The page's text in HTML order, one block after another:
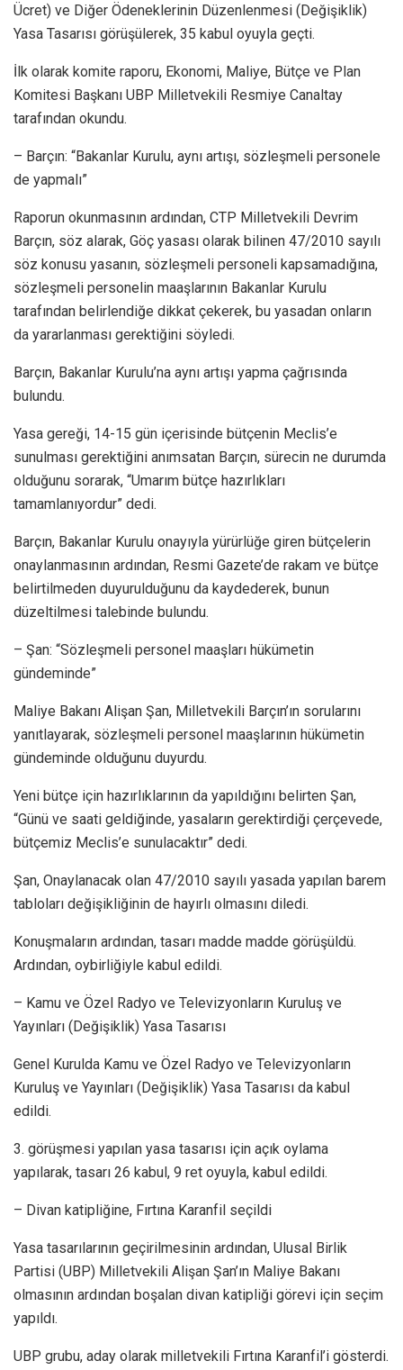
Ücret) ve Diğer Ödeneklerinin Düzenlenmesi (Değişiklik)
Yasa Tasarısı görüşülerek, 35 kabul oyuyla geçti.
İlk olarak komite raporu, Ekonomi, Maliye, Bütçe ve Plan
Komitesi Başkanı UBP Milletvekili Resmiye Canaltay
tarafından okundu.
– Barçın: “Bakanlar Kurulu, aynı artışı, sözleşmeli personele
de yapmalı”
Raporun okunmasının ardından, CTP Milletvekili Devrim
Barçın, söz alarak, Göç yasası olarak bilinen 47/2010 sayılı
söz konusu yasanın, sözleşmeli personeli kapsamadığına,
sözleşmeli personelin maaşlarının Bakanlar Kurulu
tarafından belirlendiğe dikkat çekerek, bu yasadan onların
da yararlanması gerektiğini söyledi.
Barçın, Bakanlar Kurulu’na aynı artışı yapma çağrısında
bulundu.
Yasa gereği, 14-15 gün içerisinde bütçenin Meclis’e
sunulması gerektiğini anımsatan Barçın, sürecin ne durumda
olduğunu sorarak, “Umarım bütçe hazırlıkları
tamamlanıyordur” dedi.
Barçın, Bakanlar Kurulu onayıyla yürürlüğe giren bütçelerin
onaylanmasının ardından, Resmi Gazete’de rakam ve bütçe
belirtilmeden duyurulduğunu da kaydederek, bunun
düzeltilmesi talebinde bulundu.
– Şan: “Sözleşmeli personel maaşları hükümetin
gündeminde”
Maliye Bakanı Alişan Şan, Milletvekili Barçın’ın sorularını
yanıtlayarak, sözleşmeli personel maaşlarının hükümetin
gündeminde olduğunu duyurdu.
Yeni bütçe için hazırlıklarının da yapıldığını belirten Şan,
“Günü ve saati geldiğinde, yasaların gerektirdiği çerçevede,
bütçemiz Meclis’e sunulacaktır” dedi.
Şan, Onaylanacak olan 47/2010 sayılı yasada yapılan barem
tabloları değişikliğinin de hayırlı olmasını diledi.
Konuşmaların ardından, tasarı madde madde görüşüldü.
Ardından, oybirliğiyle kabul edildi.
– Kamu ve Özel Radyo ve Televizyonların Kuruluş ve
Yayınları (Değişiklik) Yasa Tasarısı
Genel Kurulda Kamu ve Özel Radyo ve Televizyonların
Kuruluş ve Yayınları (Değişiklik) Yasa Tasarısı da kabul
edildi.
3. görüşmesi yapılan yasa tasarısı için açık oylama
yapılarak, tasarı 26 kabul, 9 ret oyuyla, kabul edildi.
– Divan katipliğine, Fırtına Karanfil seçildi
Yasa tasarılarının geçirilmesinin ardından, Ulusal Birlik
Partisi (UBP) Milletvekili Alişan Şan’ın Maliye Bakanı
olmasının ardından boşalan divan katipliği görevi için seçim
yapıldı.
UBP grubu, aday olarak milletvekili Fırtına Karanfil’i gösterdi.